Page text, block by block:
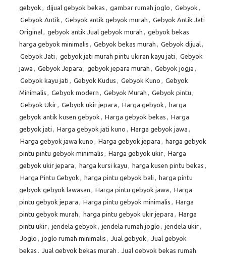
gebyok , dijual gebyok bekas , gambar rumah joglo , Gebyok ,
Gebyok Antik , Gebyok antik gebyok murah , Gebyok Antik Jati
Original, gebyok antik Jual gebyok murah , gebyok bekas
harga gebyok minimalis , Gebyok bekas murah , Gebyok dijual,
Gebyok Jati , gebyok jati murah pintu ukiran kayu jati , Gebyok
jawa , Gebyok Jepara , gebyok jepara murah , Gebyok jogja ,
Gebyok kayu jati , Gebyok Kudus , Gebyok Kuno , Gebyok
Minimalis , Gebyok modern , Gebyok Murah , Gebyok pintu ,
Gebyok Ukir, Gebyok ukir jepara , Harga gebyok , harga
gebyok antik kusen gebyok , Harga gebyok bekas , Harga
gebyok jati , Harga gebyok jati kuno , Harga gebyok jawa ,
Harga gebyok jawa kuno , Harga gebyok jepara , harga gebyok
pintu pintu gebyok minimalis , Harga gebyok ukir, Harga
gebyok ukir jepara , harga kursi kayu , harga kusen pintu bekas ,
Harga Pintu Gebyok , harga pintu gebyok bali , harga pintu
gebyok gebyok lawasan , Harga pintu gebyok jawa , Harga
pintu gebyok jepara , Harga pintu gebyok minimalis , Harga
pintu gebyok murah , harga pintu gebyok ukir jepara , Harga
pintu ukir, jendela gebyok , jendela rumah joglo , jendela ukir,
Joglo , joglo rumah minimalis , Jual gebyok , Jual gebyok
bekas , Jual gebyok bekas murah , Jual gebyok bekas rumah